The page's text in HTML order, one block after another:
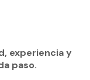
experiencia y
paso.